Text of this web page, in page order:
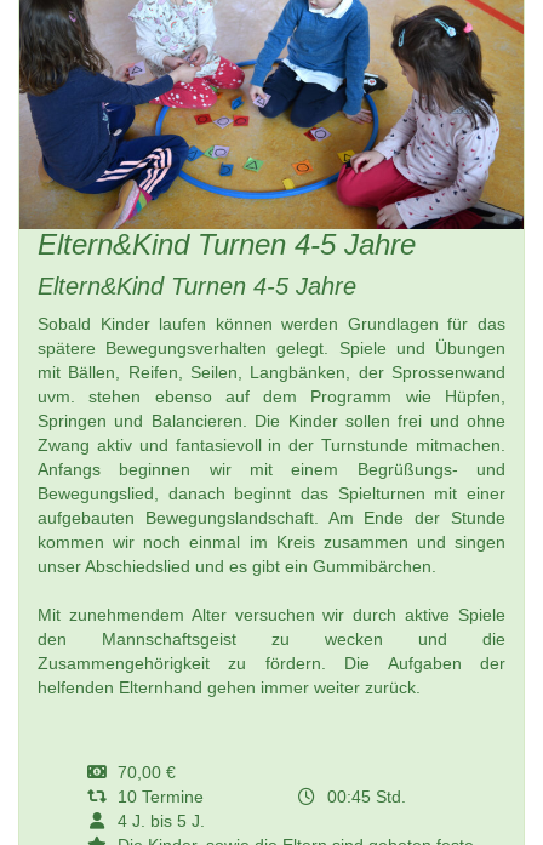
Eltern&Kind Turnen 4-5 Jahre
Eltern&Kind Turnen 4-5 Jahre
Sobald Kinder laufen können werden Grundlagen für das
spätere Bewegungsverhalten gelegt. Spiele und Übungen
mit Bällen, Reifen, Seilen, Langbänken, der Sprossenwand
uvm. stehen ebenso auf dem Programm wie Hüpfen,
Springen und Balancieren. Die Kinder sollen frei und ohne
Zwang aktiv und fantasievoll in der Turnstunde mitmachen.
Anfangs beginnen wir mit einem Begrüßungs- und
Bewegungslied, danach beginnt das Spielturnen mit einer
aufgebauten Bewegungslandschaft. Am Ende der Stunde
kommen wir noch einmal im Kreis zusammen und singen
unser Abschiedslied und es gibt ein Gummibärchen.
Mit zunehmendem Alter versuchen wir durch aktive Spiele
den Mannschaftsgeist zu wecken und die
Zusammengehörigkeit zu fördern. Die Aufgaben der
helfenden Elternhand gehen immer weiter zurück.
70,00 €
10 Termine
00:45 Std.
4 J. bis 5 J.